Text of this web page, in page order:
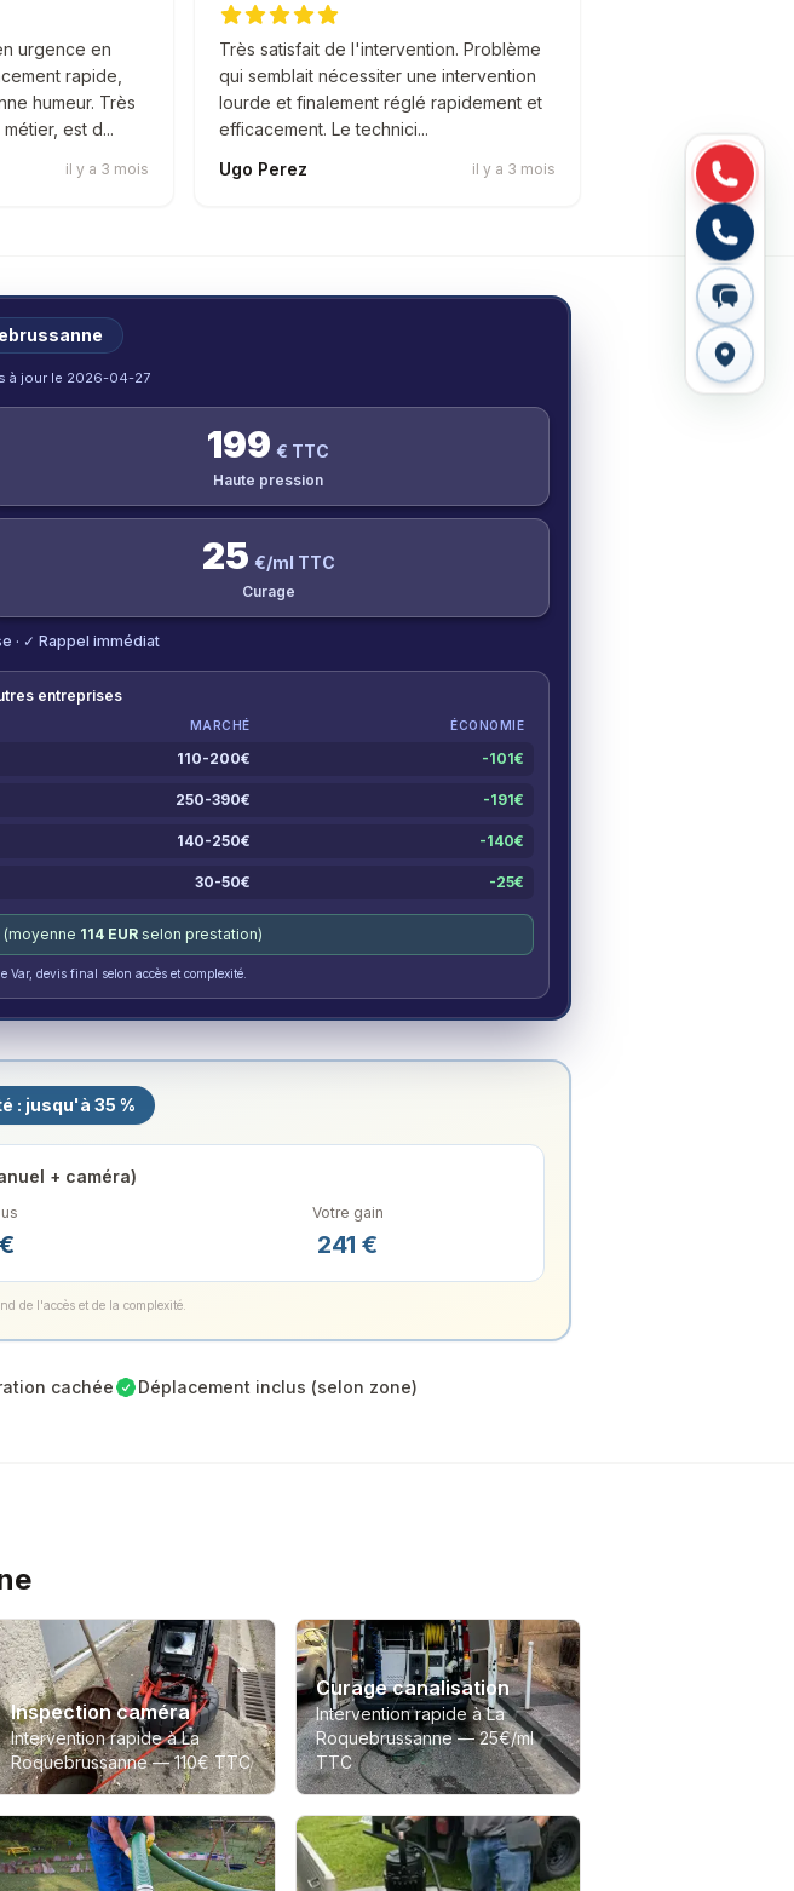
urgence en
rapide,
humeur. Très
est d...
il y a 3 mois
Très satisfait de l'intervention. Problème
qui semblait nécessiter une intervention
lourde et finalement réglé rapidement et
efficacement. Le technici...
Ugo Perez
il y a 3 mois
à jour le 2026-04-27
199 € TTC
Haute pression
25 €/ml TTC
Curage
· ✓ Rappel immédiat
entreprises
MARCHÉ ÉCONOMIE
110-200€ -101€
250-390€ -191€
140-250€ -140€
30-50€ -25€
(moyenne 114EURselon prestation)
devis final selon accès et complexité.
: jusqu'à 35 %
+ caméra)
€
Votre gain
241 €
de l'accès et de la complexité.
cachée Déplacement inclus (selon zone)
Inspection caméra
Intervention rapide à La
Roquebrussanne —110€ TTC
Curage canalisation
Intervention rapide à La
Roquebrussanne —25€/ml
TTC